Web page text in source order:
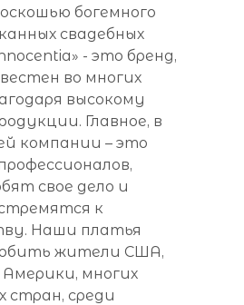
богемного
свадебных
- это бренд,
во многих
высокому
Главное, в
компании – это
свое дело и
к
Наши платья
жители США,
многих
стран, среди